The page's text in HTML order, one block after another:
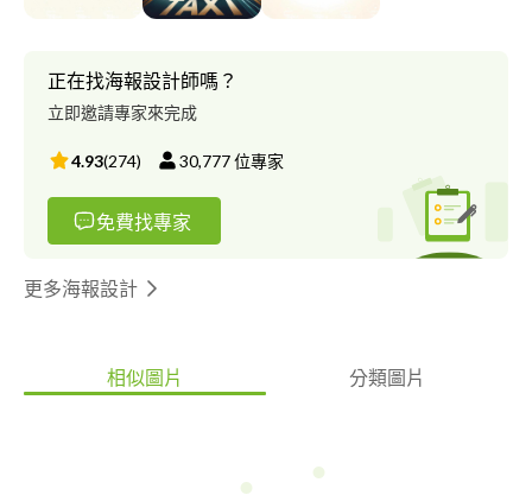
正在找海報設計師嗎？
立即邀請專家來完成
4.93(274) 30,777位專家
免費找專家
更多海報設計
相似圖片 分類圖片